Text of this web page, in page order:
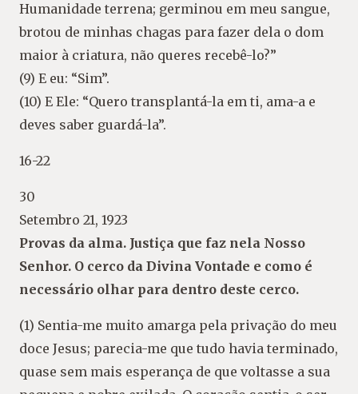
Humanidade terrena; germinou em meu sangue,
brotou de minhas chagas para fazer dela o dom
maior à criatura, não queres recebê-lo?”
(9) E eu: “Sim”.
(10) E Ele: “Quero transplantá-la em ti, ama-a e
deves saber guardá-la”.
16-22
30
Setembro 21, 1923
Provas da alma. Justiça que faz nela Nosso
Senhor. O cerco da Divina Vontade e como é
necessário olhar para dentro deste cerco.
(1) Sentia-me muito amarga pela privação do meu
doce Jesus; parecia-me que tudo havia terminado,
quase sem mais esperança de que voltasse a sua